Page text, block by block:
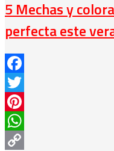
5 Mechas y
perfecta este
Facebook
Twitter
Pinterest
WhatsApp